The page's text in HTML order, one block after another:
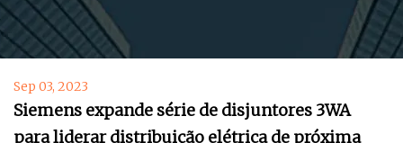
Sep 03, 2023
Siemens expande série de disjuntores 3WA
para liderar distribuição elétrica de próxima